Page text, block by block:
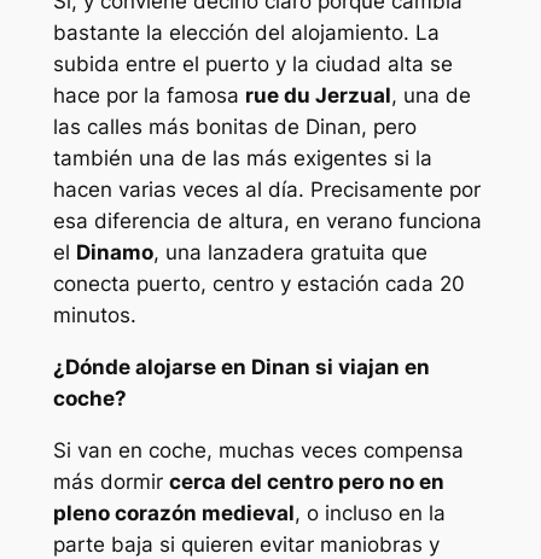
bastante la elección del alojamiento. La
subida entre el puerto y la ciudad alta se
hace por la famosa rue du Jerzual, una de
las calles más bonitas de Dinan, pero
también una de las más exigentes si la
hacen varias veces al día. Precisamente por
esa diferencia de altura, en verano funciona
el Dinamo, una lanzadera gratuita que
conecta puerto, centro y estación cada 20
minutos.
¿Dónde alojarse en Dinan si viajan en
coche?
Si van en coche, muchas veces compensa
más dormir cerca del centro pero no en
pleno corazón medieval, o incluso en la
parte baja si quieren evitar maniobras y